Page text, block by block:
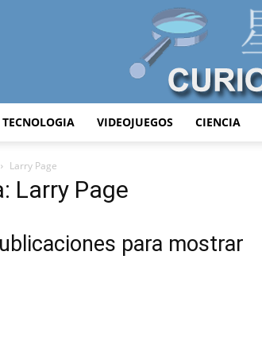
TECNOLOGIA VIDEOJUEGOS CIENCIA
Larry Page
Larry Page
para mostrar